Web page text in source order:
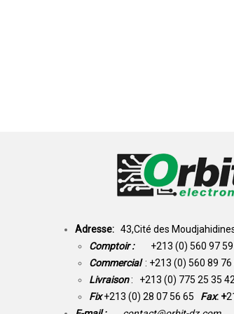
Adresse: 43,Cité des
Comptoir : +213 (0) 560 97
Commercial : +213 (0) 560 89 76
Livraison: +213 (0) 775 25 35 42
Fix +213 (0) 28 07 56 65 Fax: +